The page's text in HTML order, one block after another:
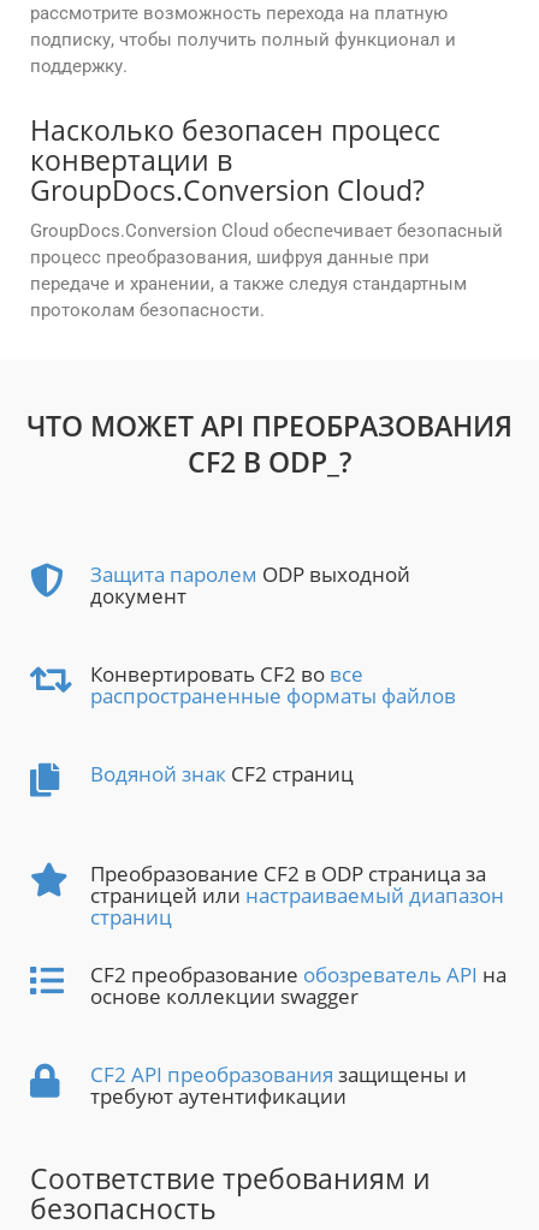
рассмотрите возможность перехода на платную
подписку, чтобы получить полный функционал и
поддержку.
Насколько безопасен процесс
конвертации в
GroupDocs.Conversion Cloud?
GroupDocs.Conversion Cloud обеспечивает безопасный
процесс преобразования, шифруя данные при
передаче и хранении, а также следуя стандартным
протоколам безопасности.
ЧТО МОЖЕТ API ПРЕОБРАЗОВАНИЯ
CF2 В ODP_?
Защита паролем ODP выходной
документ
Конвертировать CF2 во все
распространенные форматы файлов
Водяной знак CF2 страниц
Преобразование CF2 в ODP страница за
страницей или настраиваемый диапазон
страниц
CF2 преобразование обозреватель API на
основе коллекции swagger
CF2 API преобразования защищены и
требуют аутентификации
Соответствие требованиям и
безопасность